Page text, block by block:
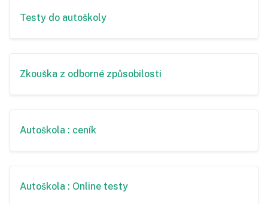
Testy do autoškoly
Zkouška z odborné způsobilosti
Autoškola : ceník
Autoškola : Online testy